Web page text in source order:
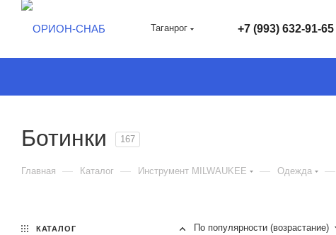
Таганрог +7 (993) 632-91-65
Ботинки 167
Главная — Каталог — Инструмент MILWAUKEE — Одежда —
По популярности (возрастание)
КАТАЛОГ